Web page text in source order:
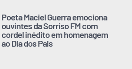
Poeta Maciel Guerra emociona
ouvintes da Sorriso FM com
cordel inédito em homenagem
ao Dia dos Pais